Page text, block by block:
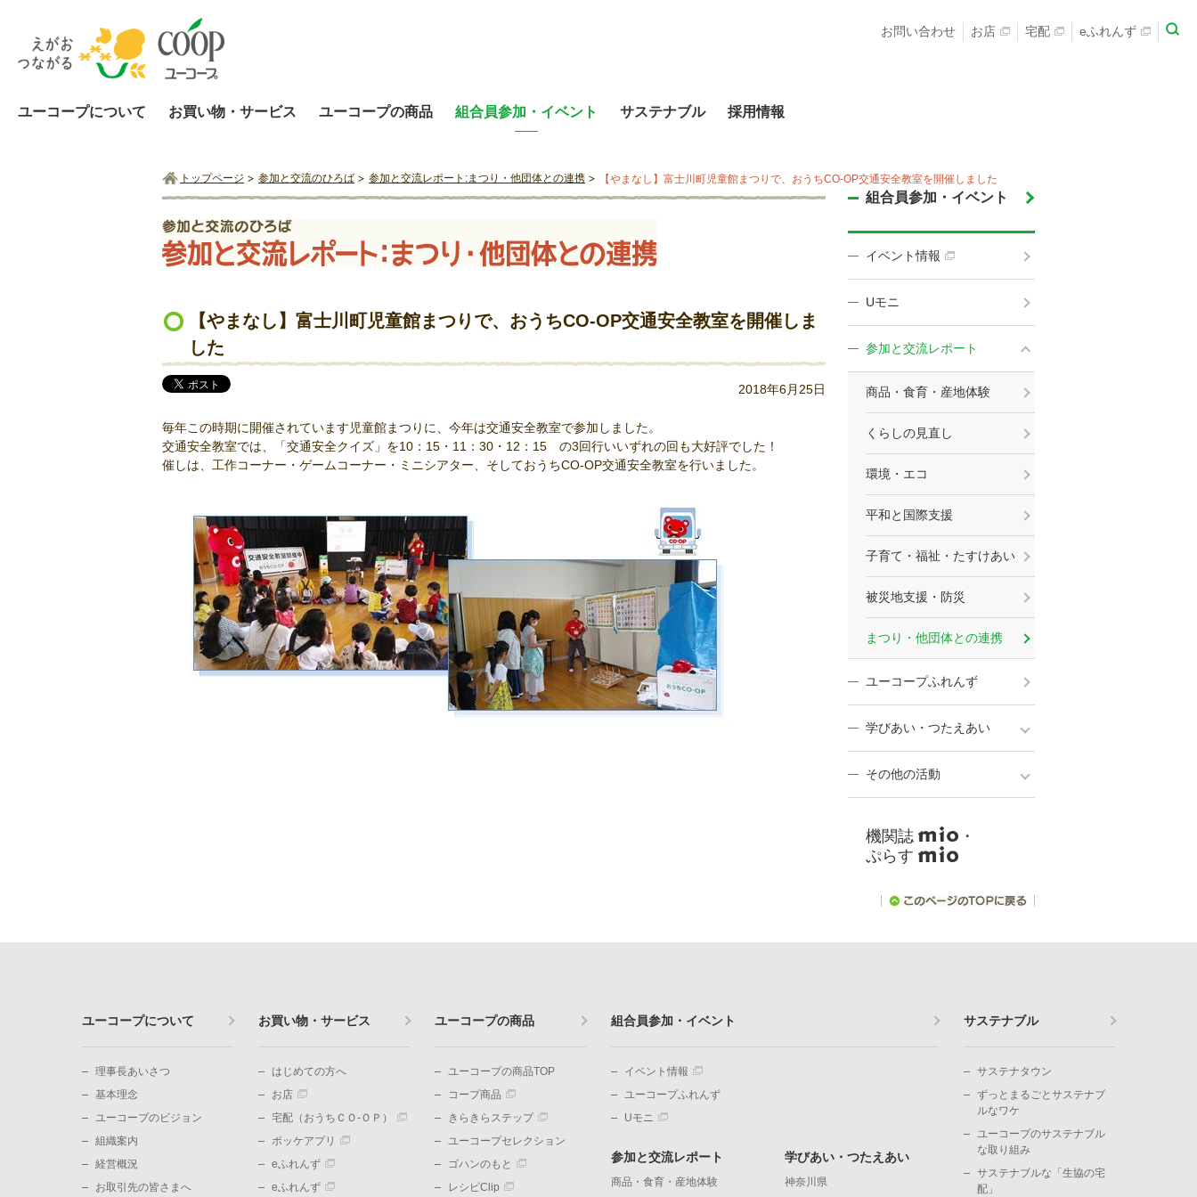
ユーコープについて お買い物・サービス ユーコープの商品 組合員参加・イベント サステナブル 採用情報
お問い合わせ お店 宅配 eふれんず
トップページ 参加と交流のひろば 参加と交流レポート:まつり・他団体との連携 【やまなし】富士川町児童館まつりで、おうちCO-OP交通安全教室を開催しました
【やまなし】富士川町児童館まつりで、おうちCO-OP交通安全教室を開催しま
した
2018年6月25日
毎年この時期に開催されています児童館まつりに、今年は交通安全教室で参加しました。
交通安全教室では、「交通安全クイズ」を10：15・11：30・12：15 の3回行いいずれの回も大好評でした！
催しは、工作コーナー・ゲームコーナー・ミニシアター、そしておうちCO-OP交通安全教室を行いました。
組合員参加・イベント
イベント情報
Uモニ
参加と交流レポート
商品・食育・産地体験
くらしの見直し
環境・エコ
平和と国際支援
子育て・福祉・たすけあい
被災地支援・防災
まつり・他団体との連携
ユーコープふれんず
学びあい・つたえあい
その他の活動
機関誌
・
ぷらす
ユーコープについて
理事長あいさつ
基本理念
ユーコープのビジョン
組織案内
経営概況
お取引先の皆さまへ
お買い物・サービス
はじめての方へ
お店
宅配（おうちＣＯ-ＯＰ）
ポッケアプリ
eふれんず
eふれんず
ユーコープの商品
ユーコープの商品TOP
コープ商品
きらきらステップ
ユーコープセレクション
ゴハンのもと
レシピClip
組合員参加・イベント
イベント情報
ユーコープふれんず
Uモニ
参加と交流レポート
商品・食育・産地体験
学びあい・つたえあい
神奈川県
サステナブル
サステナタウン
ずっとまるごとサステナブ
ルなワケ
ユーコープのサステナブル
な取り組み
サステナブルな「生協の宅
配」